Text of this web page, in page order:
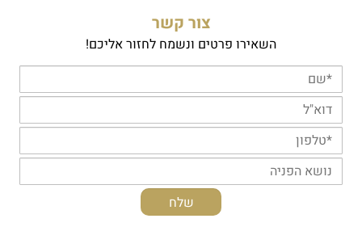
צור קשר
השאירו פרטים ונשמח לחזור אליכם!